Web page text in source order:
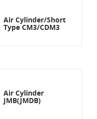
Air Cylinder/Short
Type CM3/CDM3
Air Cylinder
JMB(JMDB)